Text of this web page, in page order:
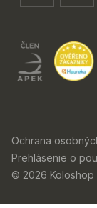
Ochrana
Prehlásenie o
© 2026 Koloshop